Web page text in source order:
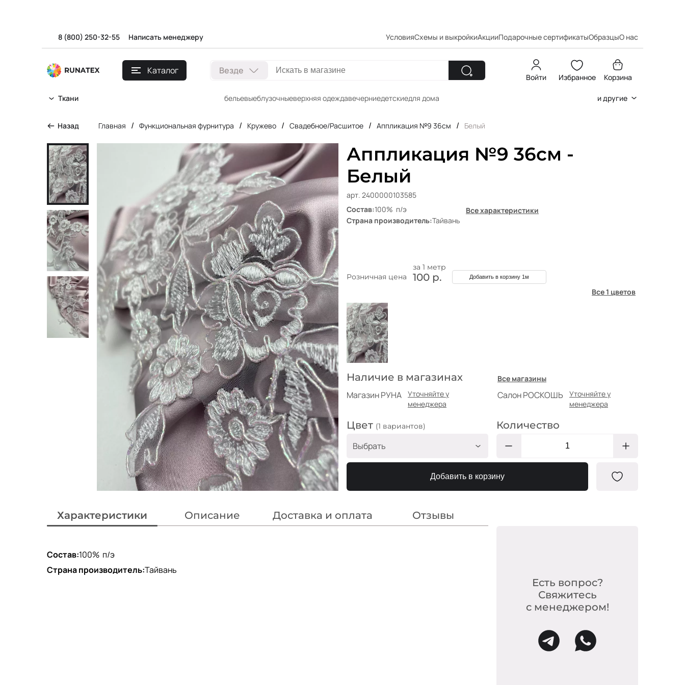
8 (800) 250-32-55 Написать менеджеру УсловияСхемы и выкройкиАкцииПодарочные сертификатыОбразцыО нас
Каталог Везде
Войти Избранное Корзина
Ткани бельевыеблузочныеверхняя одеждавечерниедетскиедля дома и другие
Назад Главная / Функциональная фурнитура / Кружево / Свадебное/Расшитое / Аппликация №9 36см / Белый
Аппликация №9 36см -
Белый
арт. 2400000103585
Состав:100% п/э
Страна производитель:Тайвань
Все характеристики
за 1 метр
Розничная цена
100 р. Добавить в корзину 1м
Все 1 цветов
Наличие в магазинах Все магазины
Магазин РУНА
Уточняйте у
менеджера
Салон РОСКОШЬ
Уточняйте у
менеджера
Цвет (1 вариантов)
Выбрать
Белый 2400000103585
Количество
Добавить в корзину
Характеристики Описание Доставка и оплата Отзывы
Состав:100% п/э
Страна производитель:Тайвань
Есть вопрос?
Свяжитесь
с менеджером!